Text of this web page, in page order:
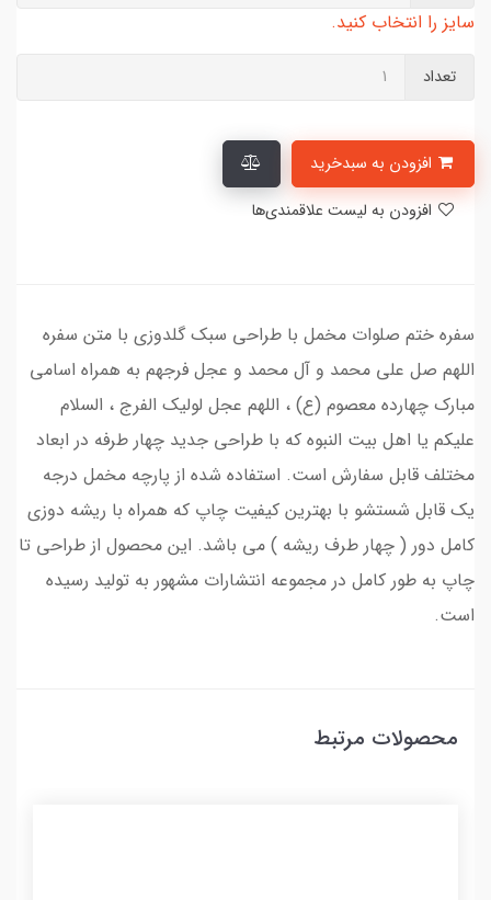
سایز را انتخاب کنید.
تعداد
سفره ختم صلوات مخمل با طراحی سبک گلدوزی با متن سفره
اللهم صل علی محمد و آل محمد و عجل فرجهم به همراه اسامی
مبارک چهارده معصوم (ع) ، اللهم عجل لولیک الفرج ، السلام
علیکم یا اهل بیت النبوه که با طراحی جدید چهار طرفه در ابعاد
مختلف قابل سفارش است. استفاده شده از پارچه مخمل درجه
یک قابل شستشو با بهترین کیفیت چاپ که همراه با ریشه دوزی
کامل دور ( چهار طرف ریشه ) می باشد. این محصول از طراحی تا
چاپ به طور کامل در مجموعه انتشارات مشهور به تولید رسیده
است.
محصولات مرتبط